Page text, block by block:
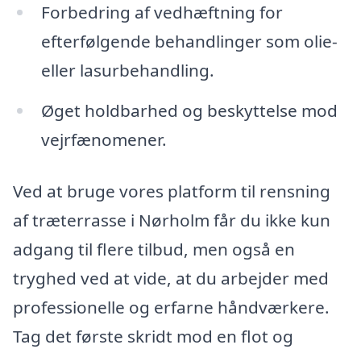
Forbedring af vedhæftning for
efterfølgende behandlinger som olie-
eller lasurbehandling.
Øget holdbarhed og beskyttelse mod
vejrfænomener.
Ved at bruge vores platform til rensning
af træterrasse i Nørholm får du ikke kun
adgang til flere tilbud, men også en
tryghed ved at vide, at du arbejder med
professionelle og erfarne håndværkere.
Tag det første skridt mod en flot og